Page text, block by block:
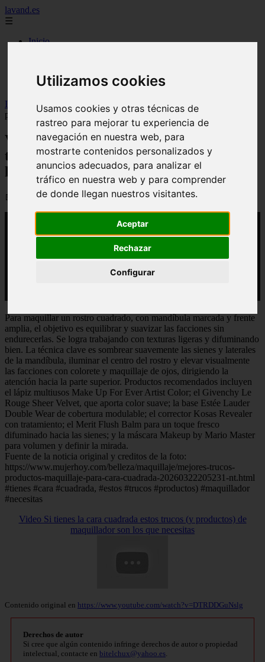
Utilizamos cookies
Usamos cookies y otras técnicas de
rastreo para mejorar tu experiencia de
navegación en nuestra web, para
mostrarte contenidos personalizados y
anuncios adecuados, para analizar el
tráfico en nuestra web y para comprender
de donde llegan nuestros visitantes.
Aceptar
Rechazar
Configurar
lavand.es
☰
Inicio
higiene
maquillaje
Inicio
yt-lavand
Video Si tienes la cara cuadrada estos trucos (y
productos) de maquillador son los que necesitas
Video Si tienes la cara cuadrada estos
trucos (y productos) de maquillador son
los que necesitas
📅 24/03/2026
Para maquillar un rostro cuadrado, con mandíbula marcada y frente
amplia, el objetivo es equilibrar y suavizar las facciones sin
endurecerlas. Se logra trabajando con texturas ligeras y difuminando
bien. La técnica clave es sombrear suavemente las sienes y laterales
de la mandíbula, iluminar el centro del rostro y elevar visualmente
las facciones con colorete y maquillaje de ojos, dirigiendo la
atención hacia la parte superior. Productos recomendados incluyen
el lápiz multiusos Make Up For Ever Artist Color; el Givenchy Le
Rouge Sheer Velvet, que aporta color suave; la base Estée Lauder
Double Wear de cobertura modulable; el corrector Kosas Revealer
con tratamiento; el Merit Flush Balm para un toque fresco
difuminado hacia las sienes; y la máscara Makeup by Mario Master
para volumen y definir la mirada.
Fuente de la noticia original y creditos de la foto:
https://www.mujerhoy.com/belleza/maquillaje/mejores-trucos-
productos-maquillaje-para-cara-cuadrada-20260322205231-nt.html
#tienes #cara #cuadrada, #estos #trucos #productos) #maquillador
#necesitas
Video Si tienes la cara cuadrada estos trucos (y productos) de
maquillador son los que necesitas
Contenido original en https://www.youtube.com/watch?v=DTRDDGuNslg
Derechos de autor
Si cree que algún contenido infringe derechos de autor o propiedad
intelectual, contacte en bitelchux@yahoo.es.